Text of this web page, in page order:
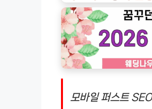
모바일 퍼스트